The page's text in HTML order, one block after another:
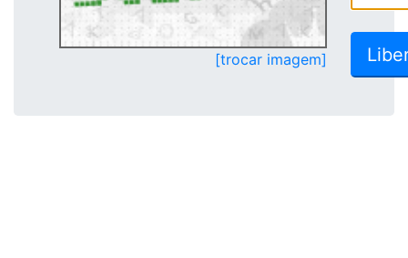
[trocar imagem]